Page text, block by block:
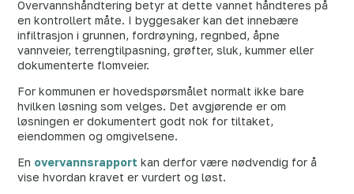
Overvannshåndtering betyr at dette vannet håndteres på
en kontrollert måte. I byggesaker kan det innebære
infiltrasjon i grunnen, fordrøyning, regnbed, åpne
vannveier, terrengtilpasning, grøfter, sluk, kummer eller
dokumenterte flomveier.
For kommunen er hovedspørsmålet normalt ikke bare
hvilken løsning som velges. Det avgjørende er om
løsningen er dokumentert godt nok for tiltaket,
eiendommen og omgivelsene.
En overvannsrapport kan derfor være nødvendig for å
vise hvordan kravet er vurdert og løst.